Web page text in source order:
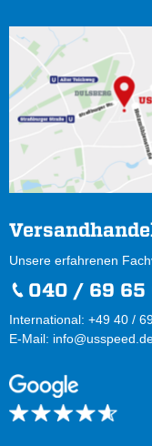
Unsere erfahrenen
040 / 69 65
International: +49 40 /
E-Mail: